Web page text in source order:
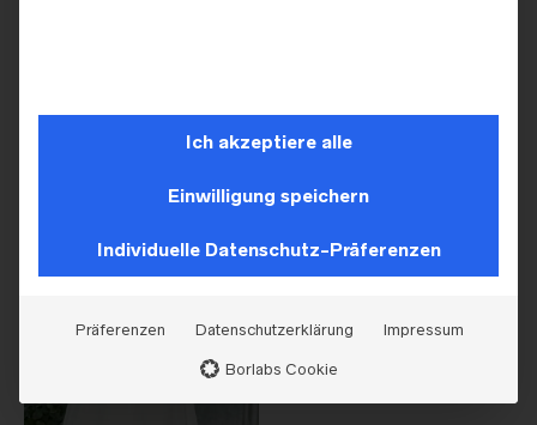
Ich akzeptiere alle
Einwilligung speichern
Individuelle Datenschutz-Präferenzen
Präferenzen Datenschutzerklärung Impressum
Borlabs Cookie